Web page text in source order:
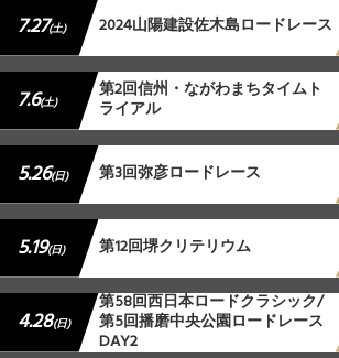
7.27(土) 2024山陽建設佐木島ロードレース
7.6(土) 第2回信州・ながわまちタイムト
ライアル
5.26(日) 第3回弥彦ロードレース
5.19(日) 第12回堺クリテリウム
4.28(日)
第58回西日本ロードクラシック/
第5回播磨中央公園ロードレース
DAY2